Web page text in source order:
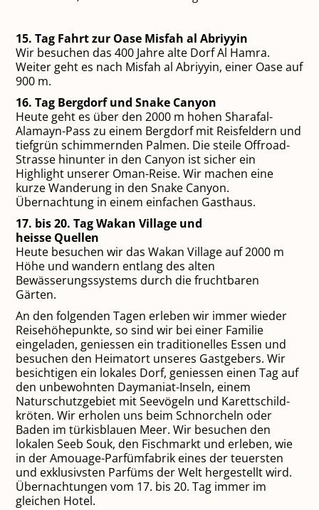
15. Tag Fahrt zur Oase Misfah al Abriyyin
Wir besuchen das 400 Jahre alte Dorf Al Hamra.
Weiter geht es nach Misfah al Abriyyin, einer Oase auf
900 m.
16. Tag Bergdorf und Snake Canyon
Heute geht es über den 2000 m hohen Sharafal-
Alamayn-Pass zu einem Bergdorf mit Reisfeldern und
tiefgrün schimmernden Palmen. Die steile Offroad-
Strasse hinunter in den Canyon ist sicher ein
Highlight unserer Oman-Reise. Wir machen eine
kurze Wanderung in den Snake Canyon.
Übernachtung in einem ein­fachen Gasthaus.
17. bis 20. Tag Wakan Village und
heisse Quellen
Heute besuchen wir das Wakan Village auf 2000 m
Höhe und wandern entlang des alten
Bewässerungssystems durch die fruchtbaren
Gärten.
An den folgenden Tagen erleben wir immer wieder
Reisehöhepunkte, so sind wir bei einer Familie
eingeladen, geniessen ein traditionelles Essen und
besuchen den Heimatort unseres Gastgebers. Wir
besichtigen ein lokales Dorf, geniessen einen Tag auf
den unbewohnten Daymaniat-Inseln, einem
Naturschutz­gebiet mit Seevögeln und Karettschild­
kröten. Wir erholen uns beim Schnor­cheln oder
Baden im türkisblauen Meer. Wir besuchen den
lokalen Seeb Souk, den Fischmarkt und erleben, wie
in der Amouage-Parfümfabrik eines der teuersten
und exklusivsten Parfüms der Welt hergestellt wird.
Übernachtungen vom 17. bis 20. Tag immer im
gleichen Hotel.